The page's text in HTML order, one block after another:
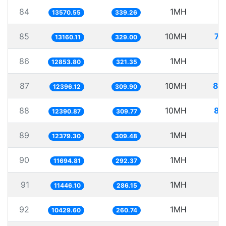
84 13570.55 339.26 1MH
85 13160.11 329.00 10MH
86 12853.80 321.35 1MH
87 12396.12 309.90 10MH
88 12390.87 309.77 10MH
89 12379.30 309.48 1MH
90 11694.81 292.37 1MH
91 11446.10 286.15 1MH
92 10429.60 260.74 1MH